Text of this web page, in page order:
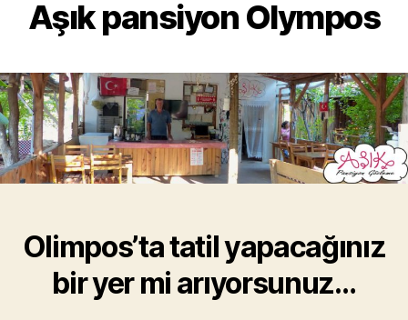
Aşık pansiyon Olympos
Olimpos’ta tatil yapacağınız
bir yer mi arıyorsunuz…